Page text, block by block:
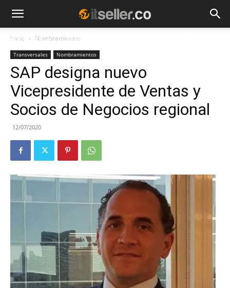
NOTICIAS TENDENCIAS
Inicio Nombramientos
Transversales Nombramientos
SAP designa nuevo
Vicepresidente de Ventas y
Socios de Negocios regional
12/07/2020